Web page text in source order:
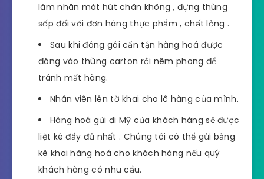
làm nhãn mát hút chân không , đựng thùng
sốp đối với đơn hàng thực phẩm , chất lỏng .
Sau khi đóng gói cẩn tận hàng hoá được
đóng vào thùng carton rồi nêm phong để
tránh mất hàng.
Nhân viên lên tờ khai cho lô hàng của mình.
Hàng hoá gửi đi Mỹ của khách hàng sẽ được
liệt kê đầy đủ nhất . Chúng tôi có thể gửi bảng
kê khai hàng hoá cho khách hàng nếu quý
khách hàng có nhu cầu.